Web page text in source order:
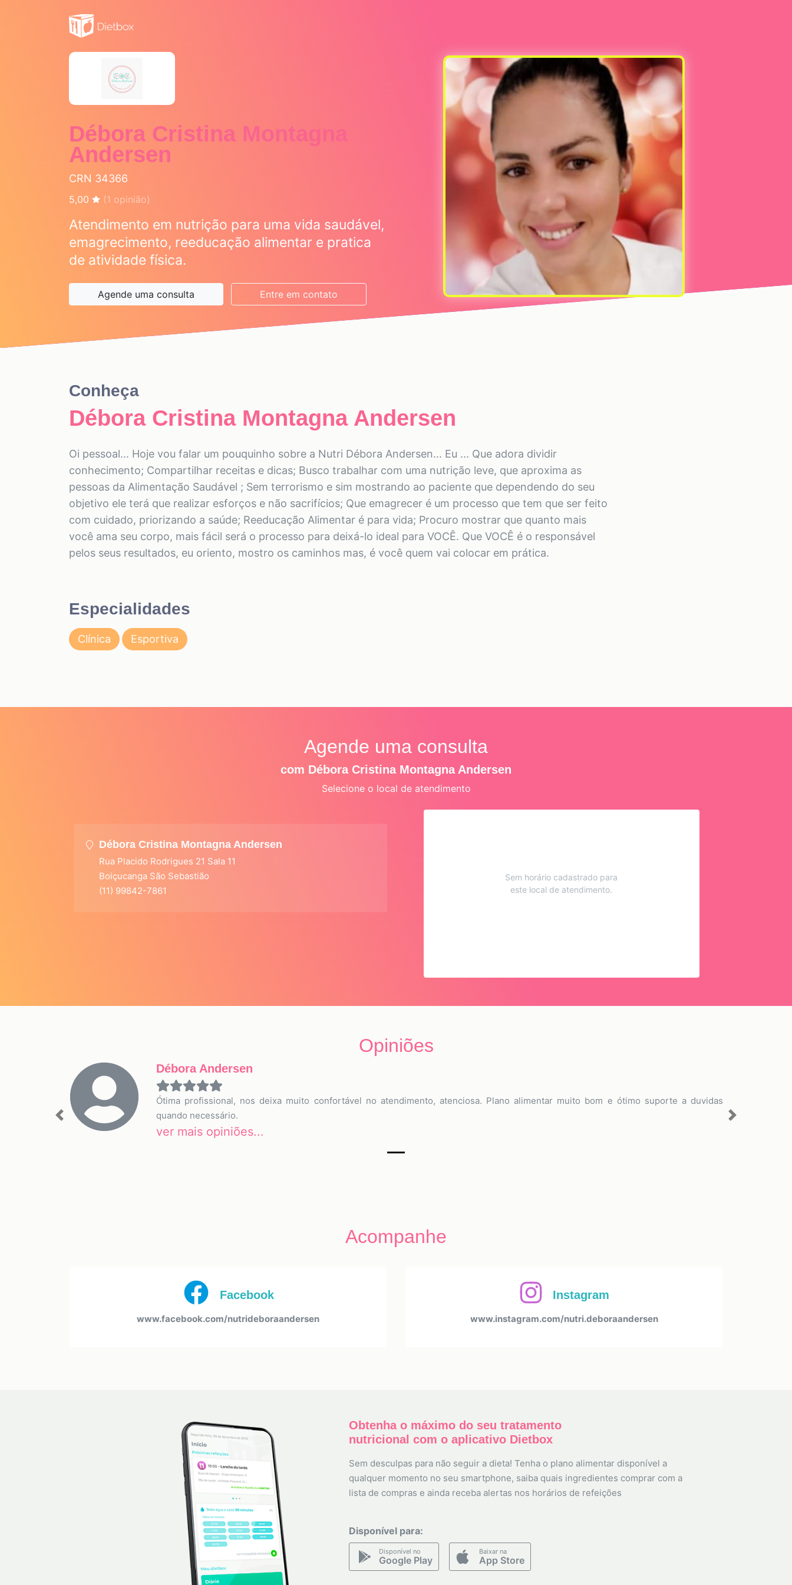
Débora Cristina Montagna
Andersen
CRN 34366
5,00 (1 opinião)
Atendimento em nutrição para uma vida saudável,
emagrecimento, reeducação alimentar e pratica
de atividade física.
Agende uma consulta Entre em contato
Conheça
Débora Cristina Montagna Andersen
Oi pessoal... Hoje vou falar um pouquinho sobre a Nutri Débora Andersen... Eu ... Que adora dividir
conhecimento; Compartilhar receitas e dicas; Busco trabalhar com uma nutrição leve, que aproxima as
pessoas da Alimentação Saudável ; Sem terrorismo e sim mostrando ao paciente que dependendo do seu
objetivo ele terá que realizar esforços e não sacrifícios; Que emagrecer é um processo que tem que ser feito
com cuidado, priorizando a saúde; Reeducação Alimentar é para vida; Procuro mostrar que quanto mais
você ama seu corpo, mais fácil será o processo para deixá-lo ideal para VOCÊ. Que VOCÊ é o responsável
pelos seus resultados, eu oriento, mostro os caminhos mas, é você quem vai colocar em prática.
Especialidades
Clínica Esportiva
Agende uma consulta
com Débora Cristina Montagna Andersen
Selecione o local de atendimento
Débora Cristina Montagna Andersen
Rua Placido Rodrigues 21 Sala 11
Boiçucanga São Sebastião
(11) 99842-7861
Sem horário cadastrado para
este local de atendimento.
Opiniões
Débora Andersen
Ótima profissional, nos deixa muito confortável no atendimento, atenciosa. Plano alimentar muito bom e ótimo suporte a duvidas
quando necessário.
ver mais opiniões...
Previous Next
Acompanhe
Facebook
www.facebook.com/nutrideboraandersen
Instagram
www.instagram.com/nutri.deboraandersen
Obtenha o máximo do seu tratamento
nutricional com o aplicativo Dietbox
Sem desculpas para não seguir a dieta! Tenha o plano alimentar disponível a
qualquer momento no seu smartphone, saiba quais ingredientes comprar com a
lista de compras e ainda receba alertas nos horários de refeições
Disponível para:
Disponível no
Google Play
Baixar na
App Store